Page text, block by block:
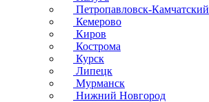
Петропавловск-Камчатский
Кемерово
Киров
Кострома
Курск
Липецк
Мурманск
Нижний Новгород